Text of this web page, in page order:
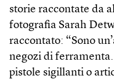
storie raccontate da
fotografia Sarah
raccontato: “Sono
negozi di
pistole sigillanti o